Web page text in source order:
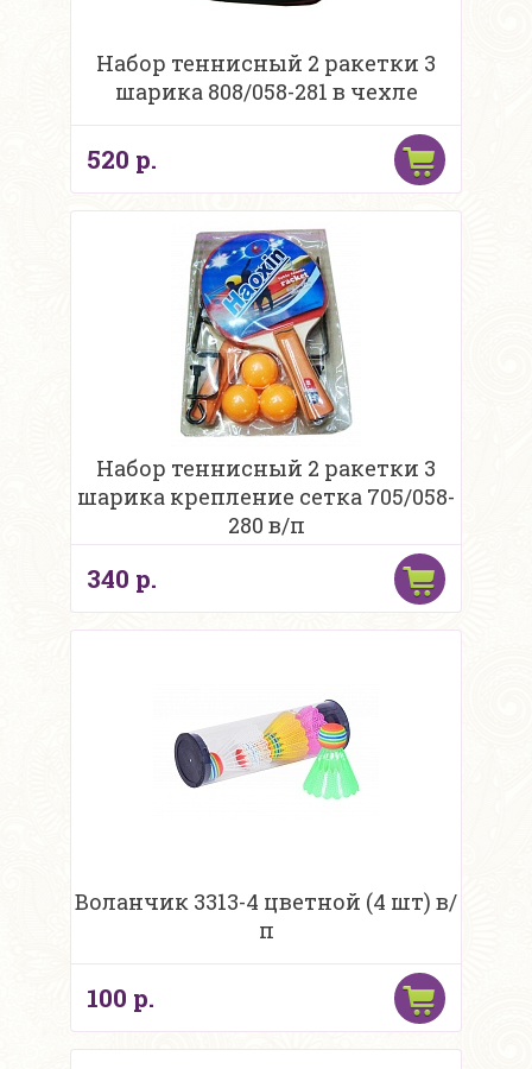
Набор теннисный 2 ракетки 3
шарика 808/058-281 в чехле
520 р.
Набор теннисный 2 ракетки 3
шарика крепление сетка 705/058-
280 в/п
340 р.
Воланчик 3313-4 цветной (4 шт) в/
п
100 р.